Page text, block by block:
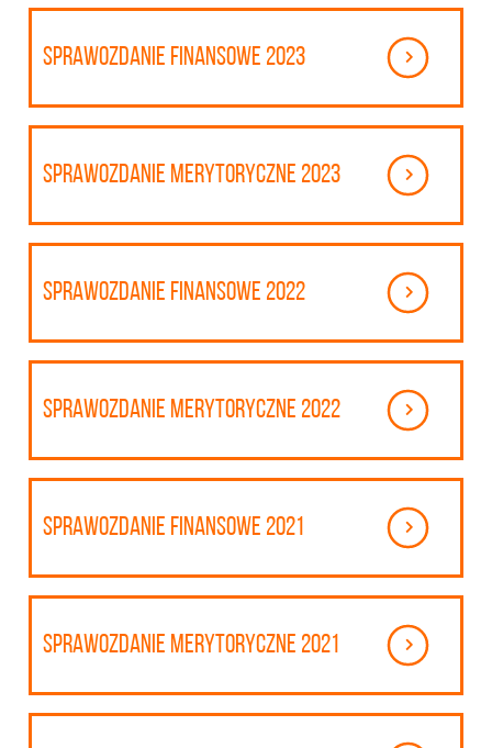
Sprawozdanie finansowe 2023
Sprawozdanie merytoryczne 2023
Sprawozdanie finansowe 2022
Sprawozdanie merytoryczne 2022
Sprawozdanie finansowe 2021
Sprawozdanie merytoryczne 2021